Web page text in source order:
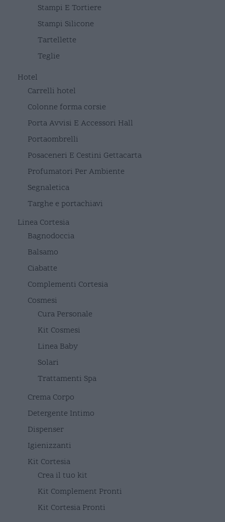
Stampi E Tortiere
Stampi Silicone
Tartellette
Teglie
Hotel
Carrelli hotel
Colonne forma corsie
Porta Avvisi E Accessori Hall
Portaombrelli
Posaceneri E Cestini Gettacarta
Profumatori Per Ambiente
Segnaletica
Targhe e portachiavi
Linea Cortesia
Bagnodoccia
Balsamo
Ciabatte
Complementi Cortesia
Cosmesi
Cura Personale
Kit Cosmesi
Linea Baby
Solari
Trattamenti Spa
Crema Corpo
Detergente Intimo
Dispenser
Igienizzanti
Kit Cortesia
Crea il tuo kit
Kit Complement Pronti
Kit Cortesia Pronti